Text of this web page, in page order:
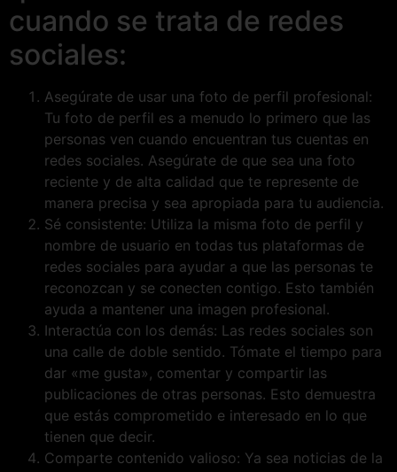
cuando se trata de redes
sociales:
Asegúrate de usar una foto de perfil profesional:
Tu foto de perfil es a menudo lo primero que las
personas ven cuando encuentran tus cuentas en
redes sociales. Asegúrate de que sea una foto
reciente y de alta calidad que te represente de
manera precisa y sea apropiada para tu audiencia.
Sé consistente: Utiliza la misma foto de perfil y
nombre de usuario en todas tus plataformas de
redes sociales para ayudar a que las personas te
reconozcan y se conecten contigo. Esto también
ayuda a mantener una imagen profesional.
Interactúa con los demás: Las redes sociales son
una calle de doble sentido. Tómate el tiempo para
dar «me gusta», comentar y compartir las
publicaciones de otras personas. Esto demuestra
que estás comprometido e interesado en lo que
tienen que decir.
Comparte contenido valioso: Ya sea noticias de la